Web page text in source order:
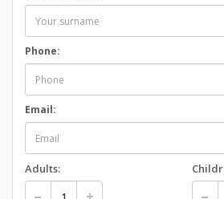
Phone:
Email:
Adults: